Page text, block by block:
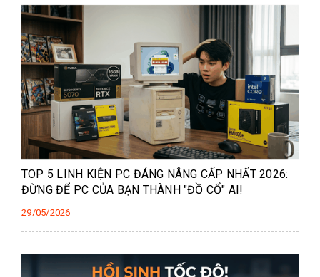
TOP 5 LINH KIỆN PC ĐÁNG NÂNG CẤP NHẤT 2026:
ĐỪNG ĐỂ PC CỦA BẠN THÀNH "ĐỒ CỔ" AI!
29/05/2026